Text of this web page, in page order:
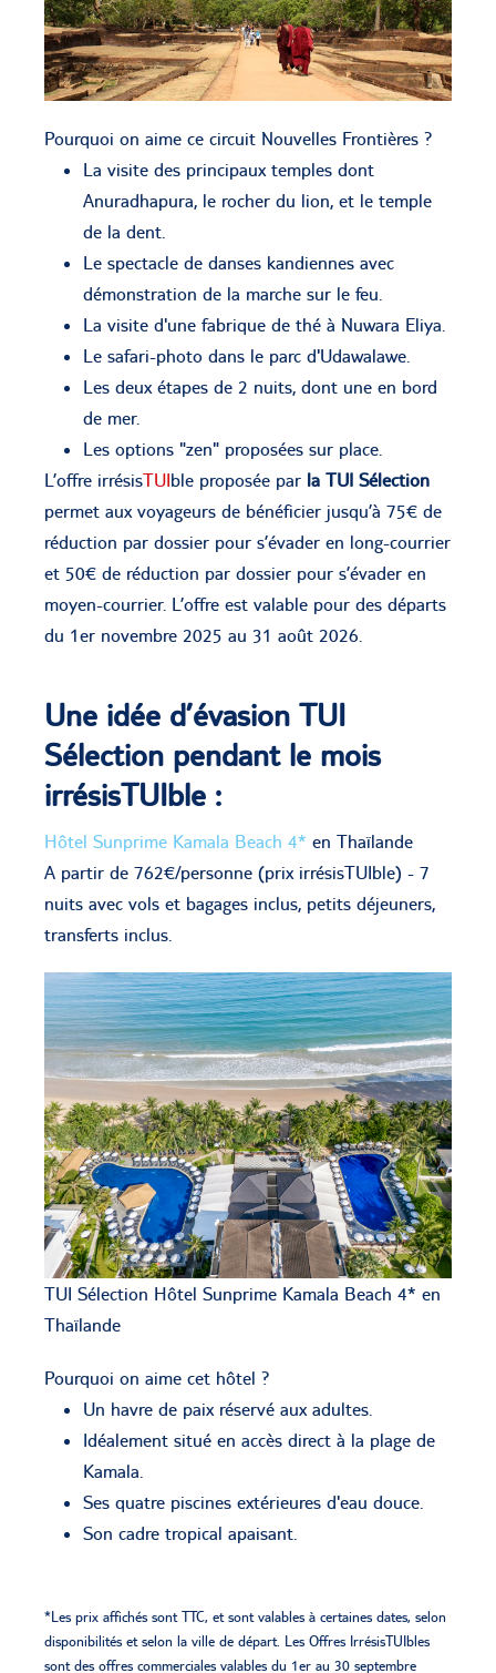
Pourquoi on aime ce circuit Nouvelles Frontières ?
La visite des principaux temples dont
Anuradhapura, le rocher du lion, et le temple
de la dent.
Le spectacle de danses kandiennes avec
démonstration de la marche sur le feu.
La visite d'une fabrique de thé à Nuwara Eliya.
Le safari-photo dans le parc d'Udawalawe.
Les deux étapes de 2 nuits, dont une en bord
de mer.
Les options "zen" proposées sur place.
L’offre irrésisTUIble proposée par la TUI Sélection
permet aux voyageurs de bénéficier jusqu’à 75€ de
réduction par dossier pour s’évader en long-courrier
et 50€ de réduction par dossier pour s’évader en
moyen-courrier. L’offre est valable pour des départs
du 1er novembre 2025 au 31 août 2026.
Une idée d’évasion TUI
Sélection pendant le mois
irrésisTUIble :
Hôtel Sunprime Kamala Beach 4* en Thaïlande
A partir de 762€/personne (prix irrésisTUIble) - 7
nuits avec vols et bagages inclus, petits déjeuners,
transferts inclus.
TUI Sélection Hôtel Sunprime Kamala Beach 4* en
Thaïlande
Pourquoi on aime cet hôtel ?
Un havre de paix réservé aux adultes.
Idéalement situé en accès direct à la plage de
Kamala.
Ses quatre piscines extérieures d'eau douce.
Son cadre tropical apaisant.
*Les prix affichés sont TTC, et sont valables à certaines dates, selon
disponibilités et selon la ville de départ. Les Offres IrrésisTUIbles
sont des offres commerciales valables du 1er au 30 septembre